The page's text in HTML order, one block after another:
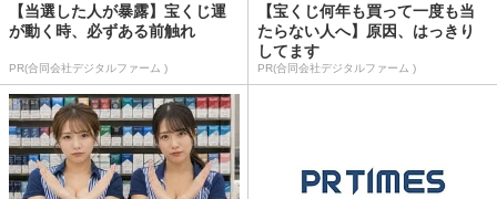
【当選した人が暴露】宝くじ運
が動く時、必ずある前触れ
PR(合同会社デジタルファーム )
【宝くじ何年も買って一度も当
たらない人へ】原因、はっきり
してます
PR(合同会社デジタルファーム )